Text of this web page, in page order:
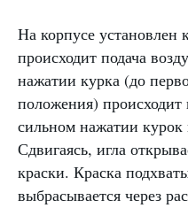
На корпусе
происходит подача
нажатии курка (до
положения) происходит
сильном нажатии курок
Сдвигаясь, игла
краски. Краска
выбрасывается через